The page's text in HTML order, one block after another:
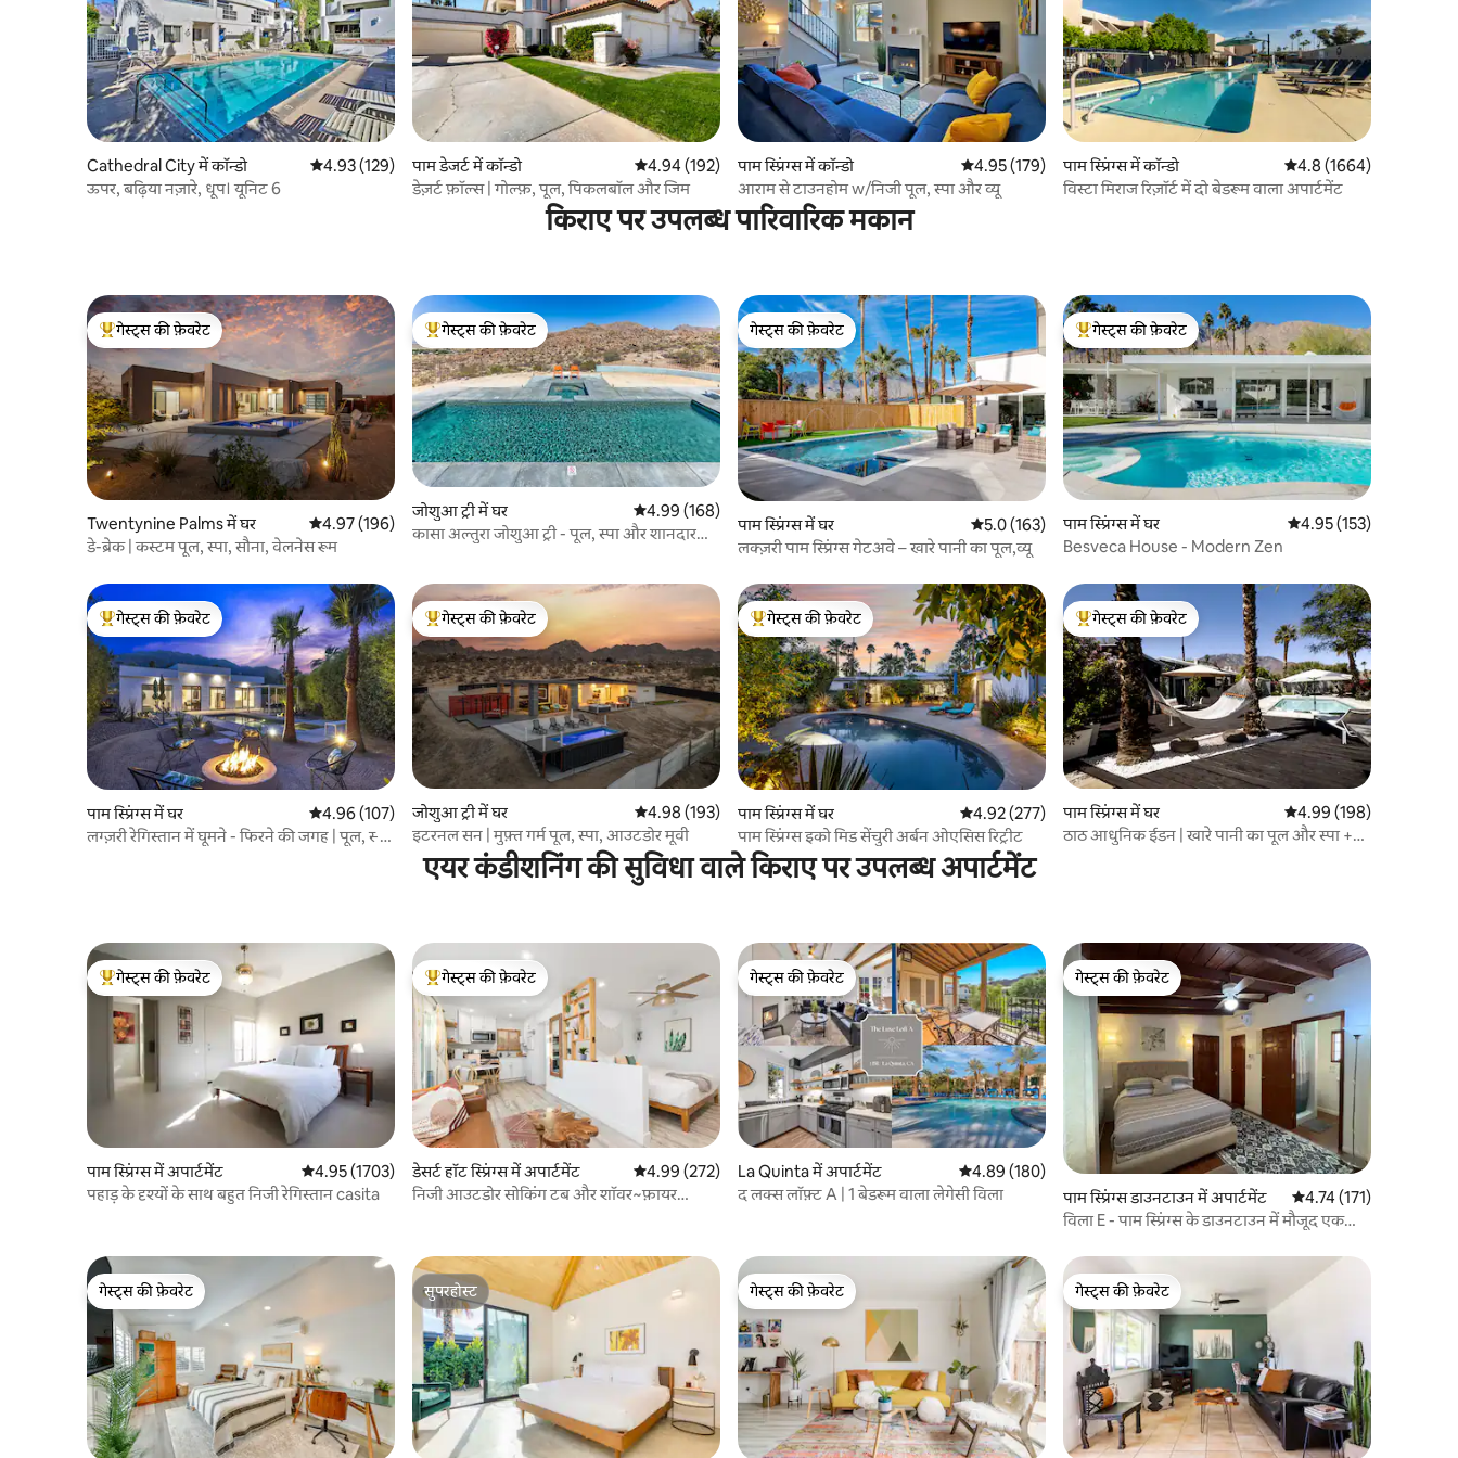
Cathedral City में कॉन्डो औसत रेटिंग 5 में से 4.93, 129 समीक्षाएँ
4.93 (129)
ऊपर, बढ़िया नज़ारे, धूप। यूनिट 6
पाम डेजर्ट में कॉन्डो औसत रेटिंग 5 में से 4.94, 192 समीक्षाएँ
4.94 (192)
डेज़र्ट फ़ॉल्स | गोल्फ़, पूल, पिकलबॉल और जिम
पाम स्प्रिंग्स में कॉन्डो औसत रेटिंग 5 में से 4.95, 179 समीक्षाएँ
4.95 (179)
आराम से टाउनहोम w/निजी पूल, स्पा और व्यू
पाम स्प्रिंग्स में कॉन्डो औसत रेटिंग 5 में से 4.8,
4.8 (1664)
विस्टा मिराज रिज़ॉर्ट में दो बेडरूम वाला अपार्टमेंट
किराए पर उपलब्ध पारिवारिक मकान
गेस्ट्स का टॉप फ़ेवरेट
गेस्ट्स की फ़ेवरेट
Twentynine Palms में घर औसत रेटिंग 5 में से 4.97, 196 समीक्षाएँ
4.97 (196)
डे-ब्रेक | कस्टम पूल, स्पा, सौना, वेलनेस रूम
गेस्ट्स का टॉप फ़ेवरेट
गेस्ट्स की फ़ेवरेट
जोशुआ ट्री में घर औसत रेटिंग 5 में से 4.99, 168 समीक्षाएँ
4.99 (168)
कासा अल्तुरा जोशुआ ट्री - पूल, स्पा और शानदार
गेस्ट्स की फ़ेवरेट
गेस्ट्स की फ़ेवरेट
पाम स्प्रिंग्स में घर औसत रेटिंग 5 में से 5.0, 163 समीक्षाएँ
5.0 (163)
लक्ज़री पाम स्प्रिंग्स गेटअवे – खारे पानी का पूल,व्यू
गेस्ट्स का टॉप फ़ेवरेट
गेस्ट्स की फ़ेवरेट
पाम स्प्रिंग्स में घर औसत रेटिंग 5 में से 4.95,
4.95 (153)
Besveca House - Modern Zen
गेस्ट्स का टॉप फ़ेवरेट
गेस्ट्स की फ़ेवरेट
पाम स्प्रिंग्स में घर औसत रेटिंग 5 में से 4.96, 107 समीक्षाएँ
4.96 (107)
लग्ज़री रेगिस्तान में घूमने - फिरने की जगह | पूल, स्पा
गेस्ट्स का टॉप फ़ेवरेट
गेस्ट्स की फ़ेवरेट
जोशुआ ट्री में घर औसत रेटिंग 5 में से 4.98, 193 समीक्षाएँ
4.98 (193)
इटरनल सन | मुफ़्त गर्म पूल, स्पा, आउटडोर मूवी
गेस्ट्स का टॉप फ़ेवरेट
गेस्ट्स की फ़ेवरेट
पाम स्प्रिंग्स में घर औसत रेटिंग 5 में से 4.92, 277 समीक्षाएँ
4.92 (277)
पाम स्प्रिंग्स इको मिड सेंचुरी अर्बन ओएसिस रिट्रीट
गेस्ट्स का टॉप फ़ेवरेट
गेस्ट्स की फ़ेवरेट
पाम स्प्रिंग्स में घर औसत रेटिंग 5 में से 4.99,
4.99 (198)
ठाठ आधुनिक ईडन | खारे पानी का पूल और स्पा +
एयर कंडीशनिंग की सुविधा वाले किराए पर उपलब्ध अपार्टमेंट
गेस्ट्स का टॉप फ़ेवरेट
गेस्ट्स की फ़ेवरेट
पाम स्प्रिंग्स में अपार्टमेंट औसत रेटिंग 5 में से 4.95, 1703 समीक्षाएँ
4.95 (1703)
पहाड़ के दृश्यों के साथ बहुत निजी रेगिस्तान casita
गेस्ट्स का टॉप फ़ेवरेट
गेस्ट्स की फ़ेवरेट
डेसर्ट हॉट स्प्रिंग्स में अपार्टमेंट औसत रेटिंग 5 में से 4.99, 272 समीक्षाएँ
4.99 (272)
निजी आउटडोर सोकिंग टब और शॉवर~फ़ायर
गेस्ट्स की फ़ेवरेट
गेस्ट्स की फ़ेवरेट
La Quinta में अपार्टमेंट औसत रेटिंग 5 में से 4.89, 180 समीक्षाएँ
4.89 (180)
द लक्स लॉफ़्ट A | 1 बेडरूम वाला लेगेसी विला
गेस्ट्स की फ़ेवरेट
गेस्ट्स की फ़ेवरेट
पाम स्प्रिंग्स डाउनटाउन में अपार्टमेंट औसत रेटिंग 5 में से 4.74,
4.74 (171)
विला E - पाम स्प्रिंग्स के डाउनटाउन में मौजूद एक
गेस्ट्स की फ़ेवरेट
गेस्ट्स की फ़ेवरेट
सुपरहोस्ट
सुपरहोस्ट
गेस्ट्स की फ़ेवरेट
गेस्ट्स की फ़ेवरेट
गेस्ट्स की फ़ेवरेट
गेस्ट्स की फ़ेवरेट